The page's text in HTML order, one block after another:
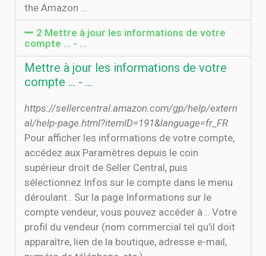
the Amazon …
2 Mettre à jour les informations de votre
compte ... - …
Mettre à jour les informations de votre
compte ... - …
https://sellercentral.amazon.com/gp/help/extern
al/help-page.html?itemID=191&language=fr_FR
Pour afficher les informations de votre compte,
accédez aux Paramètres depuis le coin
supérieur droit de Seller Central, puis
sélectionnez Infos sur le compte dans le menu
déroulant.. Sur la page Informations sur le
compte vendeur, vous pouvez accéder à :. Votre
profil du vendeur (nom commercial tel qu'il doit
apparaître, lien de la boutique, adresse e-mail,